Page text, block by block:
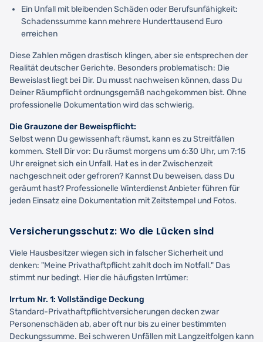
Ein Unfall mit bleibenden Schäden oder Berufsunfähigkeit:
Schadenssumme kann mehrere Hunderttausend Euro
erreichen
Diese Zahlen mögen drastisch klingen, aber sie entsprechen der
Realität deutscher Gerichte. Besonders problematisch: Die
Beweislast liegt bei Dir. Du musst nachweisen können, dass Du
Deiner Räumpflicht ordnungsgemäß nachgekommen bist. Ohne
professionelle Dokumentation wird das schwierig.
Die Grauzone der Beweispflicht:
Selbst wenn Du gewissenhaft räumst, kann es zu Streitfällen
kommen. Stell Dir vor: Du räumst morgens um 6:30 Uhr, um 7:15
Uhr ereignet sich ein Unfall. Hat es in der Zwischenzeit
nachgeschneit oder gefroren? Kannst Du beweisen, dass Du
geräumt hast? Professionelle Winterdienst Anbieter führen für
jeden Einsatz eine Dokumentation mit Zeitstempel und Fotos.
Versicherungsschutz: Wo die Lücken sind
Viele Hausbesitzer wiegen sich in falscher Sicherheit und
denken: "Meine Privathaftpflicht zahlt doch im Notfall." Das
stimmt nur bedingt. Hier die häufigsten Irrtümer:
Irrtum Nr. 1: Vollständige Deckung
Standard-Privathaftpflichtversicherungen decken zwar
Personenschäden ab, aber oft nur bis zu einer bestimmten
Deckungssumme. Bei schweren Unfällen mit Langzeitfolgen kann